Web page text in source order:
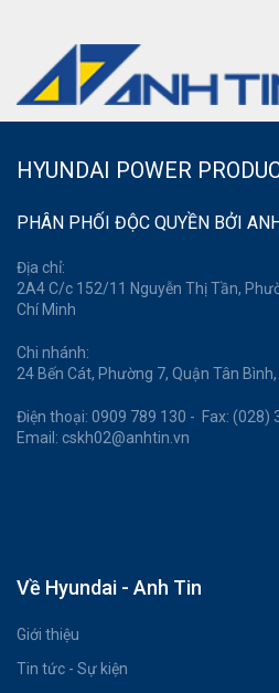
HYUNDAI POWER
PHÂN PHỐI ĐỘC QUYỀN BỞI
Địa chỉ:
2A4 C/c 152/11 Nguyễn Thị Tần,
Chí Minh
Chi nhánh:
24 Bến Cát, Phường 7, Quận Tân Bình,
Điện thoại: 0909 789 130 - Fax: (028)
Email: cskh02@anhtin.vn
Về Hyundai - Anh Tin
Giới thiệu
Tin tức - Sự kiện